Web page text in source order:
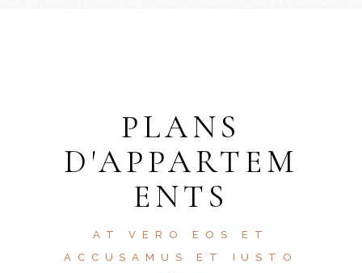
PLANS
D'APPARTEM
ENTS
AT VERO EOS ET
ACCUSAMUS ET IUSTO